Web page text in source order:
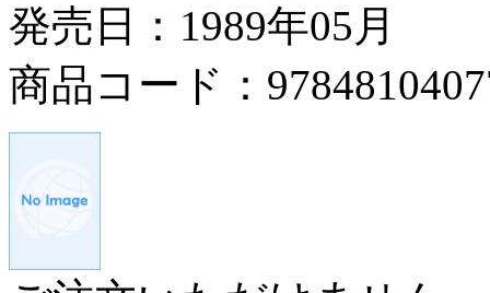
発売日：1989年05月
商品コード：